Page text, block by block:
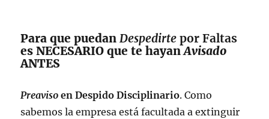
Para que puedanDespedirte por Faltas
es NECESARIO que te hayanAvisado
ANTES
Preaviso en Despido Disciplinario. Como
sabemos la empresa está facultada a extinguir